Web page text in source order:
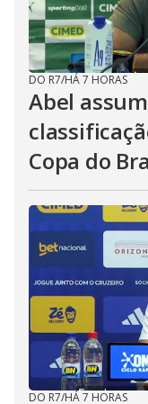
DO R7/HÁ 7 HORAS
Abel
Copa do
DO R7/HÁ 7 HORAS